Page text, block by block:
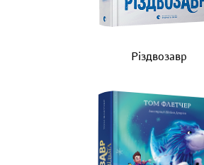
Різдвозавр